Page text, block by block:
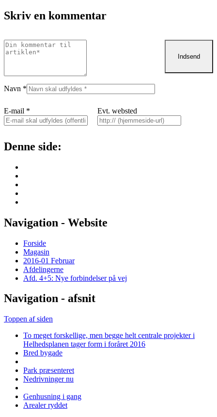
Skriv en kommentar
Navn *
E-mail * Evt. websted
Denne side:
Navigation - Website
Forside
Magasin
2016-01 Februar
Afdelingerne
Afd. 4+5: Nye forbindelser på vej
Navigation - afsnit
Toppen af siden
To meget forskellige, men begge helt centrale projekter i
Helhedsplanen tager form i foråret 2016
Bred bygade
Park præsenteret
Nedrivninger nu
Genhusning i gang
Arealer ryddet